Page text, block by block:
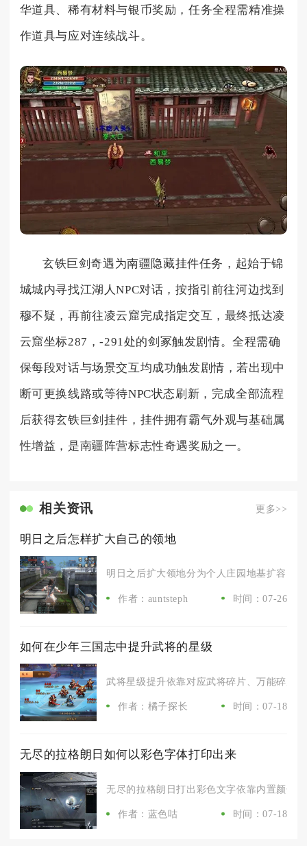
华道具、稀有材料与银币奖励，任务全程需精准操
作道具与应对连续战斗。
玄铁巨剑奇遇为南疆隐藏挂件任务，起始于锦
城城内寻找江湖人NPC对话，按指引前往河边找到
穆不疑，再前往凌云窟完成指定交互，最终抵达凌
云窟坐标287，-291处的剑冢触发剧情。全程需确
保每段对话与场景交互均成功触发剧情，若出现中
断可更换线路或等待NPC状态刷新，完成全部流程
后获得玄铁巨剑挂件，挂件拥有霸气外观与基础属
性增益，是南疆阵营标志性奇遇奖励之一。
相关资讯 更多>>
明日之后怎样扩大自己的领地
明日之后扩大领地分为个人庄园地基扩容、
作者：auntsteph 时间：07-26
如何在少年三国志中提升武将的星级
武将星级提升依靠对应武将碎片、万能碎片
作者：橘子探长 时间：07-18
无尽的拉格朗日如何以彩色字体打印出来
无尽的拉格朗日打出彩色文字依靠内置颜色
作者：蓝色咕 时间：07-18